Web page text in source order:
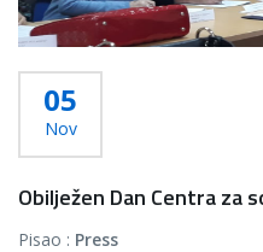
05
Nov
Obilježen Dan Centra za
Pisao : Press